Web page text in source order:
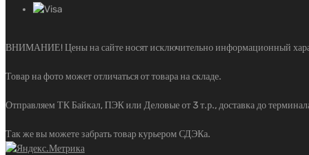
ВНИМАНИЕ! Цены на сайте носят исключительно информационный
Товар на фото может отличаться от товара на складе.
Отправляем ТК Байкал, ПЭК или Деловые от 3 т.р., доставка до
Так же вы можете забрать товар курьером СДЭКа.